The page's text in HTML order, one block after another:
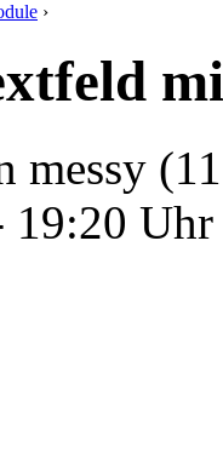
›
messy
19:20 Uhr